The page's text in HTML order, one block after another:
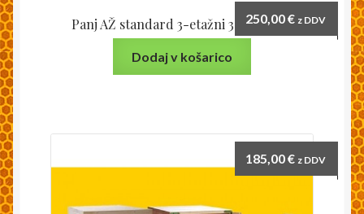
Panj AŽ standard 3-etažni 30 okvirjev
250,00€ z DDV
Dodaj v košarico
185,00€ z DDV